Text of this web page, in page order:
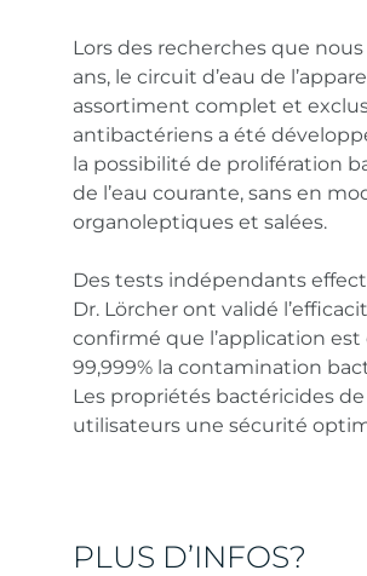
Lors des recherches que
ans, le circuit d’eau de
assortiment complet et
antibactériens a été
la possibilité de prolifération
de l’eau courante, sans en
organoleptiques et salées.
Des tests indépendants
Dr. Lörcher ont validé
confirmé que l’application
99,999% la contamination
Les propriétés bactéricides de
utilisateurs une sécurité
PLUS D’INFOS?